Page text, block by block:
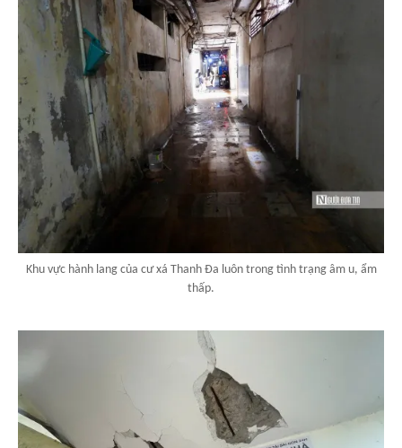
Khu vực hành lang của cư xá Thanh Đa luôn trong tình trạng âm u, ẩm
thấp.